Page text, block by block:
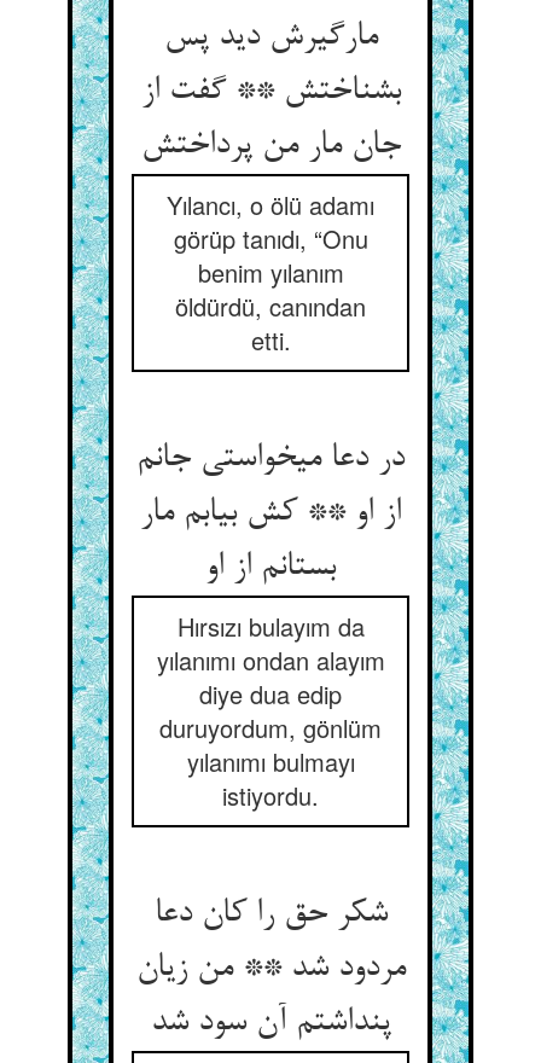
مارگیرش دید پس
بشناختش ** گفت از
جان مار من پرداختش‏
Yılancı, o ölü adamı
görüp tanıdı, “Onu
benim yılanım
öldürdü, canından
etti.
در دعا می‏خواستی جانم
از او ** کش بیابم مار
بستانم از او
Hırsızı bulayım da
yılanımı ondan alayım
diye dua edip
duruyordum, gönlüm
yılanımı bulmayı
istiyordu.
شکر حق را کان دعا
مردود شد ** من زیان
پنداشتم آن سود شد